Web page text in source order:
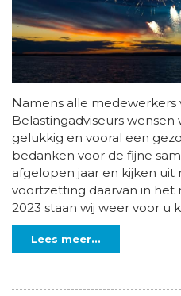
Namens alle medewerkers
Belastingadviseurs wensen
gelukkig en vooral een
bedanken voor de fijne
afgelopen jaar en kijken uit
voortzetting daarvan in het
2023 staan wij weer voor u
Lees meer...